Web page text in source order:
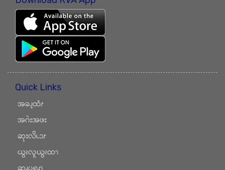
Quick Links
အခၪ့ထံၭ
အဂဲးအဖး
ဆုးလိၬၥၭ
ယွၩလူယွၩထၫ